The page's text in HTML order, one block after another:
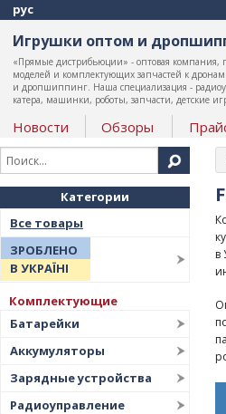
рус
Игрушки оптом и
«Прямые дистрибьюции» - оптовая компания,
моделей и комплектующих запчастей к
и дропшиппинг. Наша специализация -
катера, машинки, роботы, запчасти, детские
Новости Обзоры
Категории
Все товары
ЗРОБЛЕНО
В УКРАЇНІ
Комплектующие
Батарейки
Аккумуляторы
Зарядные устройства
Радиоуправление
в